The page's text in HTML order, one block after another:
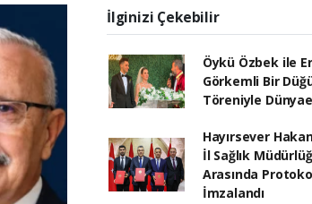
İlginizi Çekebilir
Öykü Özbek ile
Görkemli Bir
Töreniyle
Hayırsever
İl Sağlık
Arasında
İmzalandı